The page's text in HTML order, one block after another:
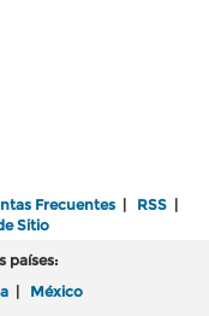
Frecuentes RSS
Sitio
países:
México